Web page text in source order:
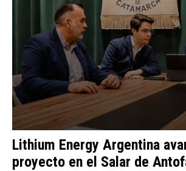
Lithium Energy Argentina
proyecto en el Salar de